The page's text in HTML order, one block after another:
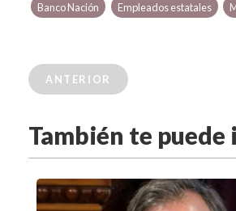
Banco Nación Empleados estatales
ANTERIOR
También te puede